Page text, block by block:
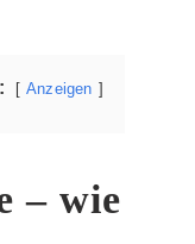
Anzeigen
– wie